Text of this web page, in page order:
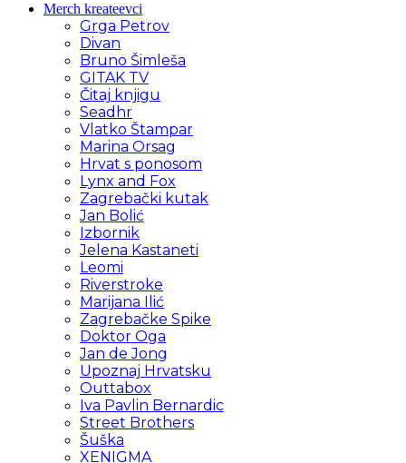
Merch kreateevci
Grga Petrov
Divan
Bruno Šimleša
GITAK TV
Čitaj knjigu
Seadhr
Vlatko Štampar
Marina Orsag
Hrvat s ponosom
Lynx and Fox
Zagrebački kutak
Jan Bolić
Izbornik
Jelena Kastaneti
Leomi
Riverstroke
Marijana Ilić
Zagrebačke Spike
Doktor Oga
Jan de Jong
Upoznaj Hrvatsku
Outtabox
Iva Pavlin Bernardic
Street Brothers
Šuška
XENIGMA